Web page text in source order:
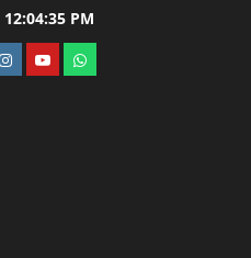
12:04:36 PM
instagram.com
youtubewhatsapp